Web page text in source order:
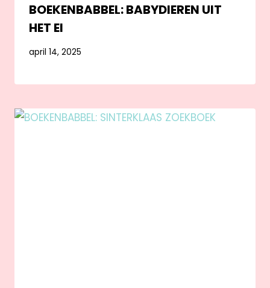
BOEKENBABBEL: BABYDIEREN UIT
HET EI
april 14, 2025